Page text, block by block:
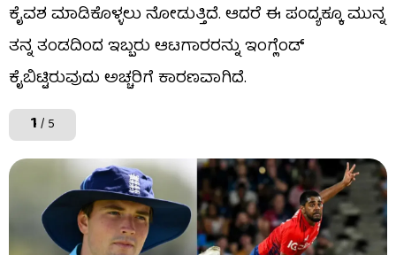
ಕೈವಶ ಮಾಡಿಕೊಳ್ಳಲು ನೋಡುತ್ತಿದೆ. ಆದರೆ ಈ ಪಂದ್ಯಕ್ಕೂ ಮುನ್ನ
ತನ್ನ ತಂಡದಿಂದ ಇಬ್ಬರು ಆಟಗಾರರನ್ನು ಇಂಗ್ಲೆಂಡ್
ಕೈಬಿಟ್ಟಿರುವುದು ಅಚ್ಚರಿಗೆ ಕಾರಣವಾಗಿದೆ.
1 / 5